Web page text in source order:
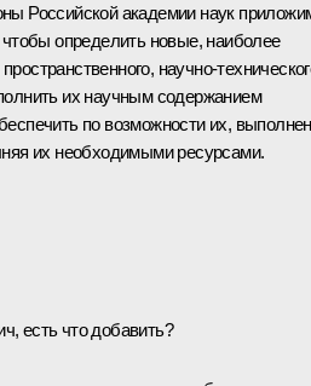
Российской академии наук
чтобы определить новые, наиболее
научно-
их научным содержанием
по возможности их,
их необходимыми ресурсами.
есть что добавить?